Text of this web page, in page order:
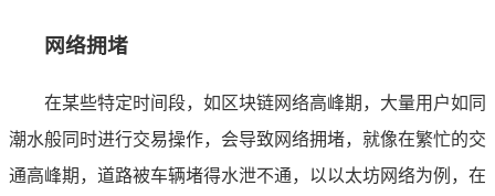
网络拥堵
在某些特定时间段，如区块链网络高峰期，大量用户如同
潮水般同时进行交易操作，会导致网络拥堵，就像在繁忙的交
通高峰期，道路被车辆堵得水泄不通，以以太坊网络为例，在